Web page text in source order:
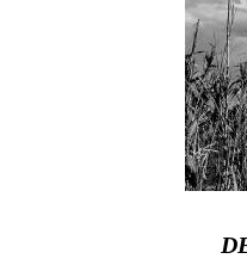
DE